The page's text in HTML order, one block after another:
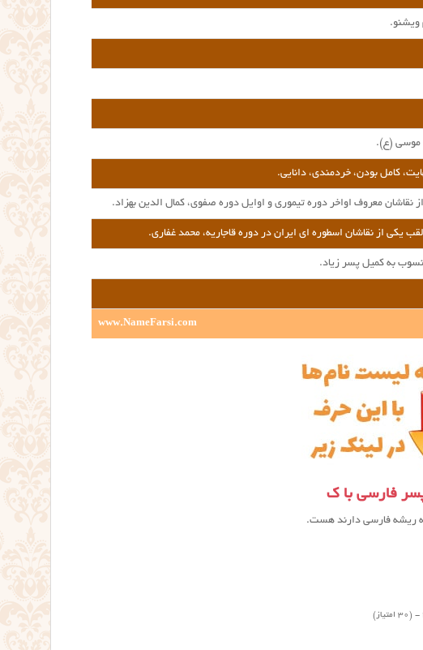
ویشنو.
موسی (ع).
کامل بودن، خردمندی، دانایی.
معروف اواخر دوره تیموری و اوایل دوره صفوی، کمال الدین بهزاد.
از نقاشان اسطوره ای ایران در دوره قاجاریه، محمد غفاری.
به کمیل پسر زیاد.
www.NameFarsi.com
فارسی با ک
ریشه فارسی دارند هست.